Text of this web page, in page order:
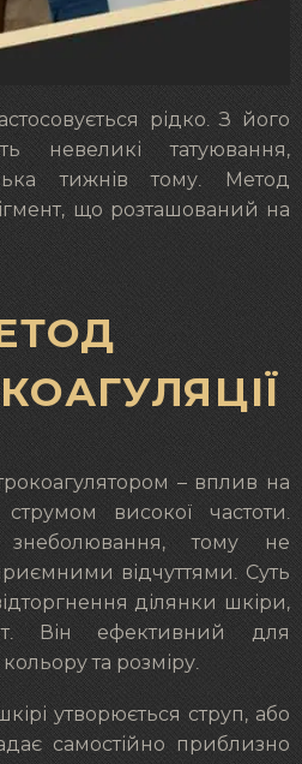
рідко. З його
невеликі татуювання,
тижнів тому. Метод
що розташований на
– вплив на
високої частоти.
знеболювання, тому не
відчуттями. Суть
ділянки шкіри,
Він ефективний для
та розміру.
утворюється струп, або
самостійно приблизно